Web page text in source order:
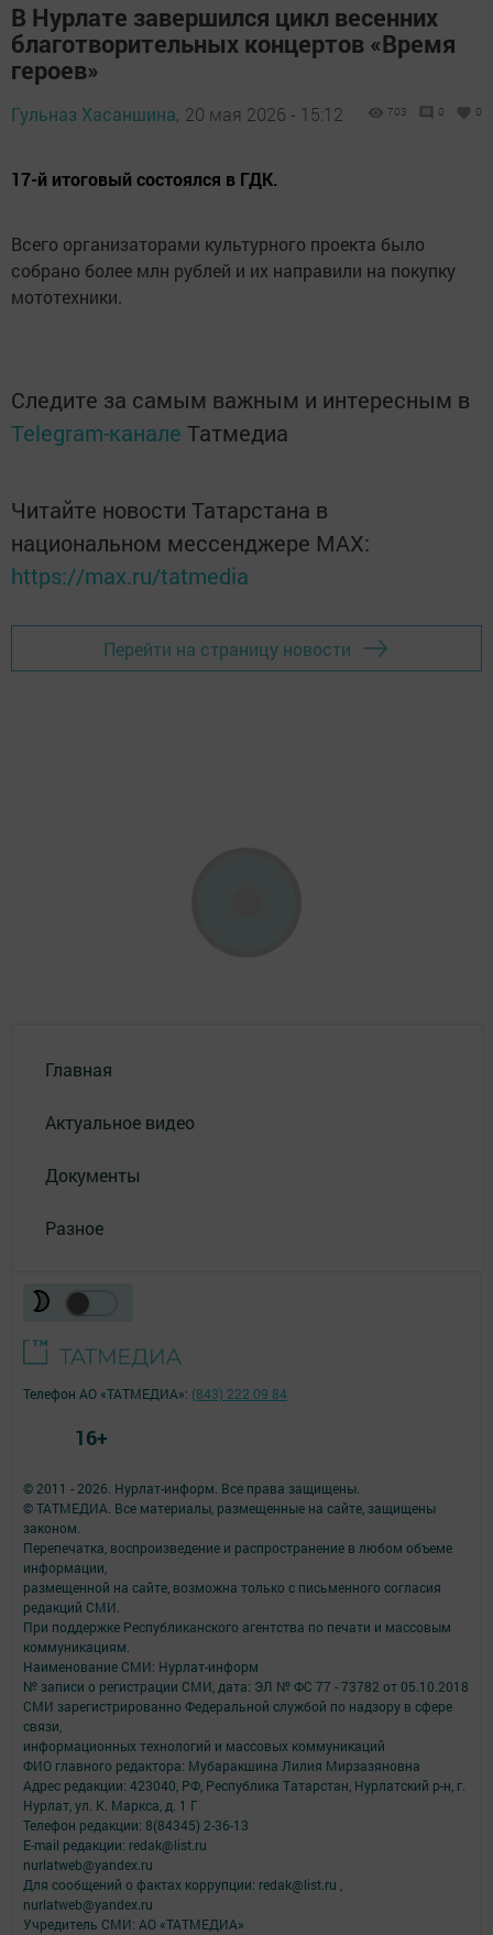
В Нурлате завершился цикл весенних
благотворительных концертов «Время
героев»
Гульназ Хасаншина, 20 мая 2026 - 15:12 703 0 0
17-й итоговый состоялся в ГДК.
Всего организаторами культурного проекта было
собрано более млн рублей и их направили на покупку
мототехники.
Следите за самым важным и интересным в
Telegram-канале Татмедиа
Читайте новости Татарстана в
национальном мессенджере MАХ:
https://max.ru/tatmedia
Перейти на страницу новости
Главная
Актуальное видео
Документы
Разное
© 2011 - 2026. Нурлат-⁠информ. Все права защищены.
© ТАТМЕДИА. Все материалы, размещенные на сайте, защищены
законом.
Перепечатка, воспроизведение и распространение в любом объеме
информации,
размещенной на сайте, возможна только с письменного согласия
редакций СМИ.
При поддержке Республиканского агентства по печати и массовым
коммуникациям.
Наименование СМИ: Нурлат-⁠информ
№ записи о регистрации СМИ, дата: ЭЛ № ФС 77 -⁠ 73782 от 05.10.2018
СМИ зарегистрированно Федеральной службой по надзору в сфере
связи,
информационных технологий и массовых коммуникаций
ФИО главного редактора: Мубаракшина Лилия Мирзазяновна
Адрес редакции: 423040, РФ, Республика Татарстан, Нурлатский р-н, г.
Нурлат, ул. К. Маркса, д. 1 Г
Телефон редакции: 8(84345) 2-36-13
E-mail редакции: redak@list.ru
nurlatweb@yandex.ru
Для сообщений о фактах коррупции: redak@list.ru ,
nurlatweb@yandex.ru
Учредитель СМИ: АО «ТАТМЕДИА»
Телефон АО «ТАТМЕДИА»: (843) 222 09 84
16+